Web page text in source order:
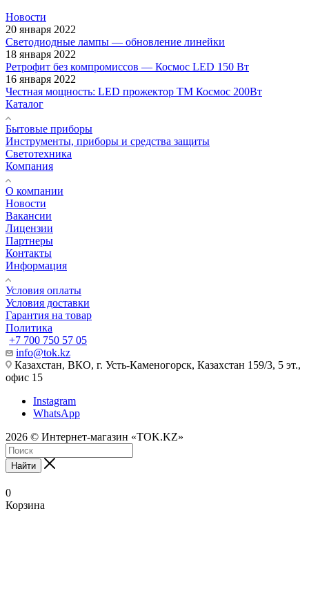
Новости
20 января 2022
Светодиодные лампы — обновление линейки
18 января 2022
Ретрофит без компромиссов — Космос LED 150 Вт
16 января 2022
Честная мощность: LED прожектор ТМ Космос 200Вт
Каталог
Бытовые приборы
Инструменты, приборы и средства защиты
Светотехника
Компания
О компании
Новости
Вакансии
Лицензии
Партнеры
Контакты
Информация
Условия оплаты
Условия доставки
Гарантия на товар
Политика
+7 700 750 57 05
info@tok.kz
Казахстан, ВКО, г. Усть-Каменогорск, Казахстан 159/3, 5 эт.,
офис 15
Instagram
WhatsApp
2026 © Интернет-магазин «TOK.KZ»
Найти
0
Корзина